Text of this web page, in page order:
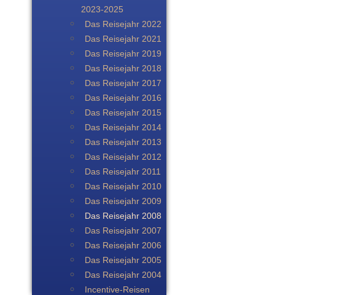
2023-2025
Das Reisejahr 2022
Das Reisejahr 2021
Das Reisejahr 2019
Das Reisejahr 2018
Das Reisejahr 2017
Das Reisejahr 2016
Das Reisejahr 2015
Das Reisejahr 2014
Das Reisejahr 2013
Das Reisejahr 2012
Das Reisejahr 2011
Das Reisejahr 2010
Das Reisejahr 2009
Das Reisejahr 2008
Das Reisejahr 2007
Das Reisejahr 2006
Das Reisejahr 2005
Das Reisejahr 2004
Incentive-Reisen